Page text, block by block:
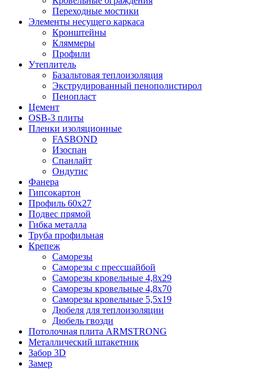
Переходные мостики
Элементы несущего каркаса
Кронштейны
Кляммеры
Профили
Утеплитель
Базальтовая теплоизоляция
Экструдированный пенополистирол
Пенопласт
Цемент
OSB-3 плиты
Пленки изоляционные
FASBOND
Изоспан
Спанлайт
Ондутис
Фанера
Гипсокартон
Профиль 60х27
Подвес прямой
Гибка металла
Труба профильная
Крепеж
Саморезы
Саморезы с прессшайбой
Саморезы кровельные 4,8х29
Саморезы кровельные 4,8х70
Саморезы кровельные 5,5х19
Дюбеля для теплоизоляции
Дюбель гвозди
Потолочная плита ARMSTRONG
Металлический штакетник
Забор 3D
Замер